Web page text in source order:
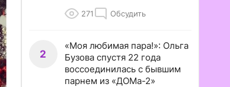
271 Обсудить
2
«Моя любимая пара!»: Ольга
Бузова спустя 22 года
воссоединилась с бывшим
парнем из «ДОМа-2»